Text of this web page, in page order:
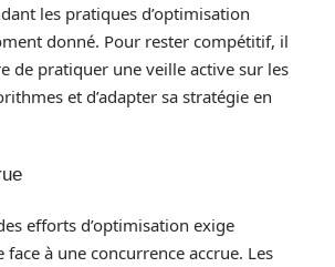
les pratiques d’optimisation
donné. Pour rester compétitif, il
de pratiquer une veille active sur les
et d’adapter sa stratégie en
efforts d’optimisation exige
à une concurrence accrue. Les